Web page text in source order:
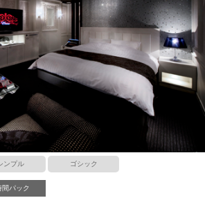
ンプル ゴシック
間パック